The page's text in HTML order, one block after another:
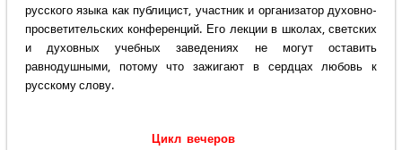
русского языка как публицист, участник и организатор духовно-
просветительских конференций. Его лекции в школах, светских
и духовных учебных заведениях не могут оставить
равнодушными, потому что зажигают в сердцах любовь к
русскому слову.
Цикл вечеров